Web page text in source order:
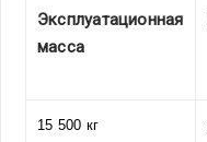
Эксплуатационная
масса
15 500 кг